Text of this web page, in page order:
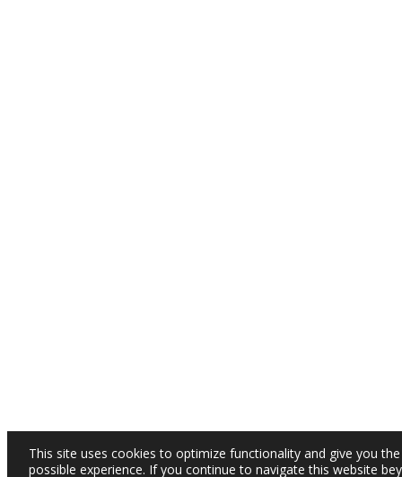
This site uses cookies to optimize functionality and give you
possible experience. If you continue to navigate this website